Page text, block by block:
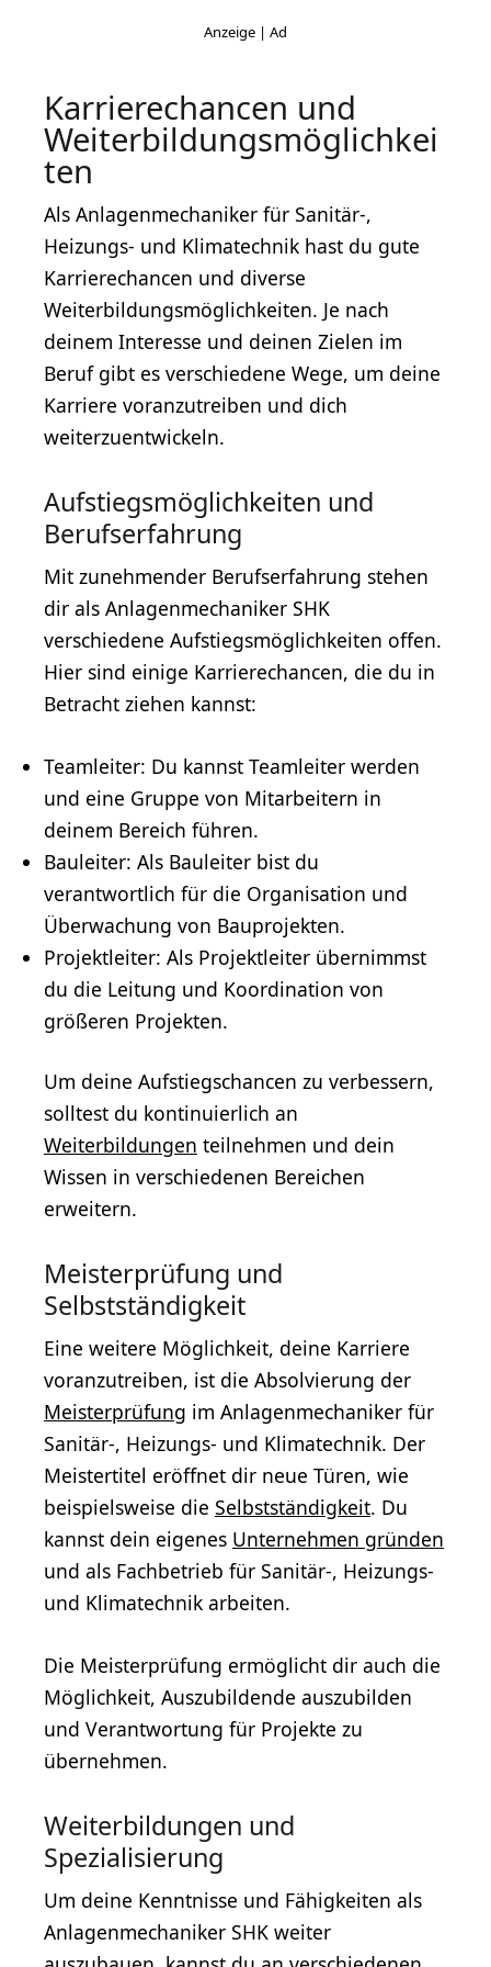
Karrierechancen und
Weiterbildungsmöglichkei
ten
Als Anlagenmechaniker für Sanitär-,
Heizungs- und Klimatechnik hast du gute
Karrierechancen und diverse
Weiterbildungsmöglichkeiten. Je nach
deinem Interesse und deinen Zielen im
Beruf gibt es verschiedene Wege, um deine
Karriere voranzutreiben und dich
weiterzuentwickeln.
Aufstiegsmöglichkeiten und
Berufserfahrung
Mit zunehmender Berufserfahrung stehen
dir als Anlagenmechaniker SHK
verschiedene Aufstiegsmöglichkeiten offen.
Hier sind einige Karrierechancen, die du in
Betracht ziehen kannst:
Teamleiter: Du kannst Teamleiter werden
und eine Gruppe von Mitarbeitern in
deinem Bereich führen.
Bauleiter: Als Bauleiter bist du
verantwortlich für die Organisation und
Überwachung von Bauprojekten.
Projektleiter: Als Projektleiter übernimmst
du die Leitung und Koordination von
größeren Projekten.
Um deine Aufstiegschancen zu verbessern,
solltest du kontinuierlich an
Weiterbildungen teilnehmen und dein
Wissen in verschiedenen Bereichen
erweitern.
Meisterprüfung und
Selbstständigkeit
Eine weitere Möglichkeit, deine Karriere
voranzutreiben, ist die Absolvierung der
Meisterprüfung im Anlagenmechaniker für
Sanitär-, Heizungs- und Klimatechnik. Der
Meistertitel eröffnet dir neue Türen, wie
beispielsweise die Selbstständigkeit. Du
kannst dein eigenes Unternehmen gründen
und als Fachbetrieb für Sanitär-, Heizungs-
und Klimatechnik arbeiten.
Die Meisterprüfung ermöglicht dir auch die
Möglichkeit, Auszubildende auszubilden
und Verantwortung für Projekte zu
übernehmen.
Weiterbildungen und
Spezialisierung
Um deine Kenntnisse und Fähigkeiten als
Anlagenmechaniker SHK weiter